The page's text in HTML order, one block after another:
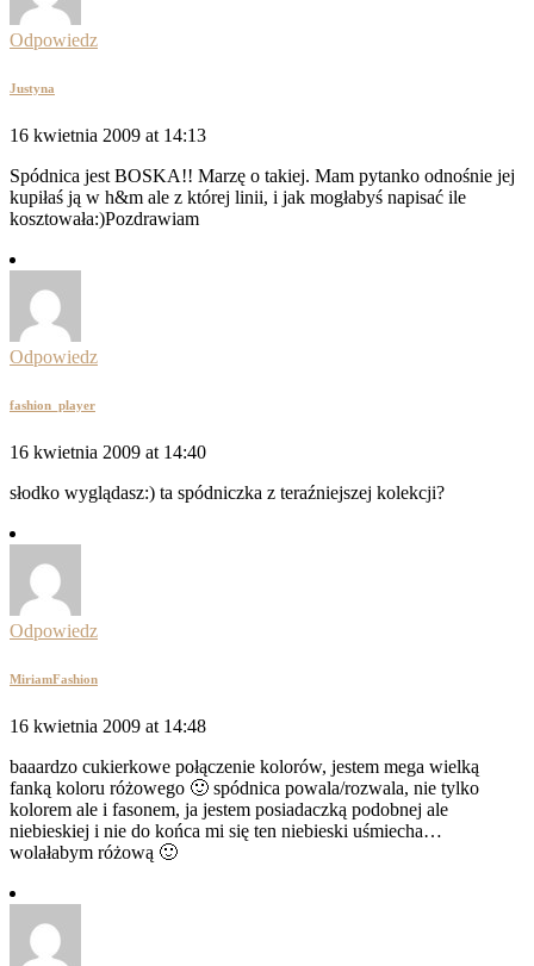
Odpowiedz
Justyna
16 kwietnia 2009 at 14:13
Spódnica jest BOSKA!! Marzę o takiej. Mam pytanko odnośnie jej
kupiłaś ją w h&m ale z której linii, i jak mogłabyś napisać ile
kosztowała:)Pozdrawiam
Odpowiedz
fashion_player
16 kwietnia 2009 at 14:40
słodko wyglądasz:) ta spódniczka z teraźniejszej kolekcji?
Odpowiedz
MiriamFashion
16 kwietnia 2009 at 14:48
baaardzo cukierkowe połączenie kolorów, jestem mega wielką
fanką koloru różowego 🙂 spódnica powala/rozwala, nie tylko
kolorem ale i fasonem, ja jestem posiadaczką podobnej ale
niebieskiej i nie do końca mi się ten niebieski uśmiecha…
wolałabym różową 🙂